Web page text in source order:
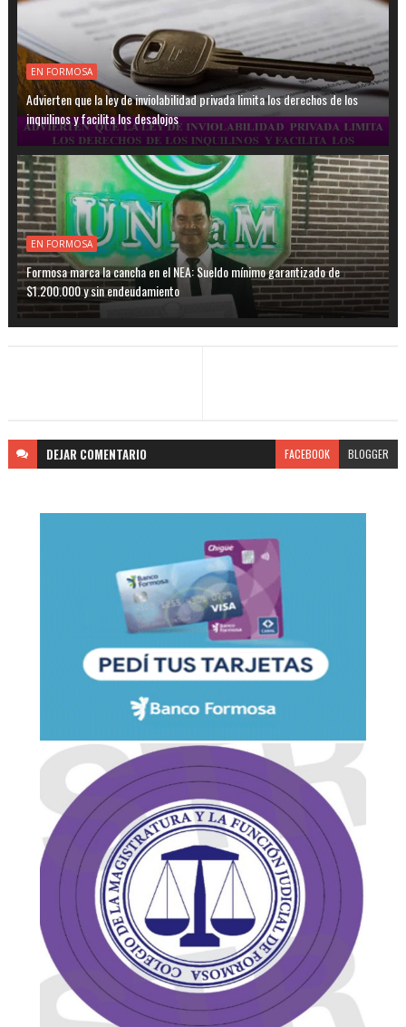
EN FORMOSA
Advierten que la ley de inviolabilidad privada limita los derechos de los
inquilinos y facilita los desalojos
EN FORMOSA
Formosa marca la cancha en el NEA: Sueldo mínimo garantizado de
$1.200.000 y sin endeudamiento
DEJAR COMENTARIO FACEBOOK BLOGGER